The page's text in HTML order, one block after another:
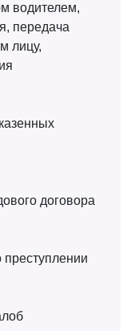
водителем,
передача
лицу,
договора